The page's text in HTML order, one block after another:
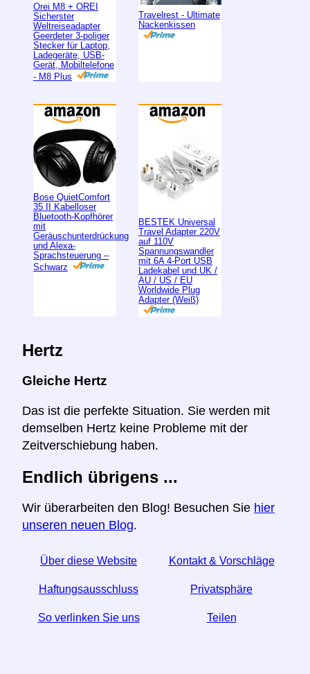
Orei M8 + OREI
Sicherster
Weltreiseadapter
Geerdeter 3-poliger
Stecker für Laptop,
Ladegeräte, USB-
Gerät, Mobiltelefone
- M8 Plus
Travelrest - Ultimate
Nackenkissen
Bose QuietComfort
35 II Kabelloser
Bluetooth-Kopfhörer
mit
Geräuschunterdrückung
und Alexa-
Sprachsteuerung –
Schwarz
BESTEK Universal
Travel Adapter 220V
auf 110V
Spannungswandler
mit 6A 4-Port USB
Ladekabel und UK /
AU / US / EU
Worldwide Plug
Adapter (Weiß)
Hertz
Gleiche Hertz
Das ist die perfekte Situation. Sie werden mit
demselben Hertz keine Probleme mit der
Zeitverschiebung haben.
Endlich übrigens ...
Wir überarbeiten den Blog! Besuchen Sie hier
unseren neuen Blog.
Über diese Website Kontakt & Vorschläge
Haftungsausschluss Privatsphäre
So verlinken Sie uns Teilen